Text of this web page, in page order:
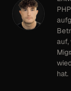
auf,
hat.